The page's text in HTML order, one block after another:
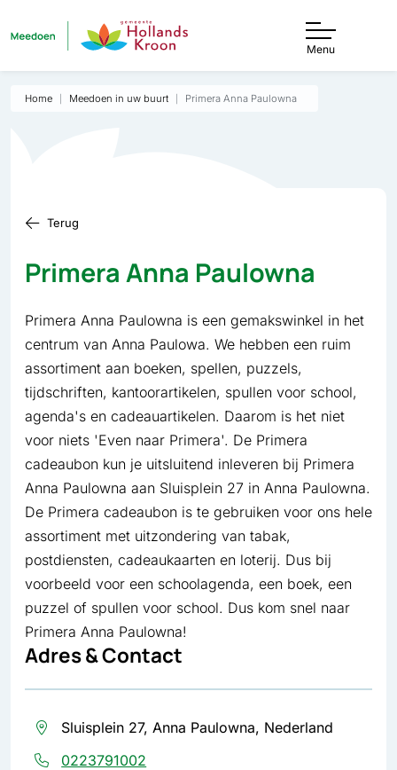
Menu
Home Meedoen in uw buurt Primera Anna Paulowna
Terug
Primera Anna Paulowna
Primera Anna Paulowna is een gemakswinkel in het
centrum van Anna Paulowa. We hebben een ruim
assortiment aan boeken, spellen, puzzels,
tijdschriften, kantoorartikelen, spullen voor school,
agenda's en cadeauartikelen. Daarom is het niet
voor niets 'Even naar Primera'. De Primera
cadeaubon kun je uitsluitend inleveren bij Primera
Anna Paulowna aan Sluisplein 27 in Anna Paulowna.
De Primera cadeaubon is te gebruiken voor ons hele
assortiment met uitzondering van tabak,
postdiensten, cadeaukaarten en loterij. Dus bij
voorbeeld voor een schoolagenda, een boek, een
puzzel of spullen voor school. Dus kom snel naar
Primera Anna Paulowna!
Adres & Contact
Sluisplein 27, Anna Paulowna, Nederland
0223791002